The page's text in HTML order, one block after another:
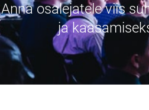
Anna osalejatele viis
ja